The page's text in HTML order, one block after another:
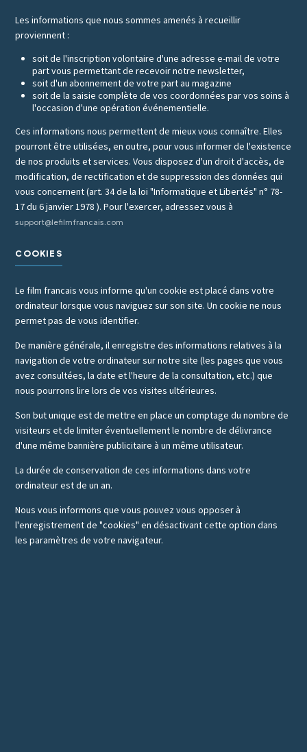
Les informations que nous sommes amenés à recueillir
proviennent :
soit de l'inscription volontaire d'une adresse e-mail de votre
part vous permettant de recevoir notre newsletter,
soit d'un abonnement de votre part au magazine
soit de la saisie complète de vos coordonnées par vos soins à
l'occasion d'une opération événementielle.
Ces informations nous permettent de mieux vous connaître. Elles
pourront être utilisées, en outre, pour vous informer de l'existence
de nos produits et services. Vous disposez d'un droit d'accès, de
modification, de rectification et de suppression des données qui
vous concernent (art. 34 de la loi "Informatique et Libertés" n° 78-
17 du 6 janvier 1978 ). Pour l'exercer, adressez vous à
support@lefilmfrancais.com
COOKIES
Le film francais vous informe qu'un cookie est placé dans votre
ordinateur lorsque vous naviguez sur son site. Un cookie ne nous
permet pas de vous identifier.
De manière générale, il enregistre des informations relatives à la
navigation de votre ordinateur sur notre site (les pages que vous
avez consultées, la date et l'heure de la consultation, etc.) que
nous pourrons lire lors de vos visites ultérieures.
Son but unique est de mettre en place un comptage du nombre de
visiteurs et de limiter éventuellement le nombre de délivrance
d'une même bannière publicitaire à un même utilisateur.
La durée de conservation de ces informations dans votre
ordinateur est de un an.
Nous vous informons que vous pouvez vous opposer à
l'enregistrement de "cookies" en désactivant cette option dans
les paramètres de votre navigateur.